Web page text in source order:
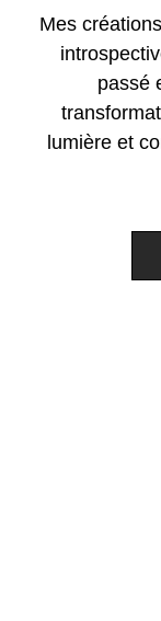
Mes créations
passé
lumière et